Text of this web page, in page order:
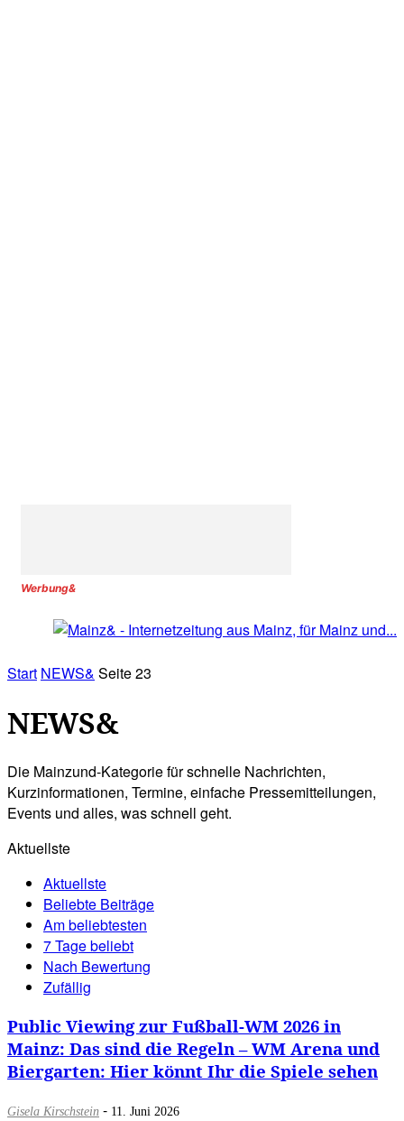
Werbung&
Start NEWS& Seite 23
NEWS&
Die Mainzund-Kategorie für schnelle Nachrichten,
Kurzinformationen, Termine, einfache Pressemitteilungen,
Events und alles, was schnell geht.
Aktuellste
Aktuellste
Beliebte Beiträge
Am beliebtesten
7 Tage beliebt
Nach Bewertung
Zufällig
Public Viewing zur Fußball-WM 2026 in
Mainz: Das sind die Regeln – WM Arena und
Biergarten: Hier könnt Ihr die Spiele sehen
Gisela Kirschstein - 11. Juni 2026